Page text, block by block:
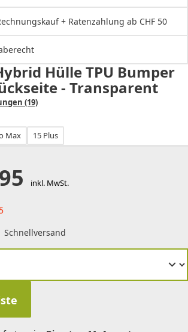
+ Ratenzahlung ab CHF 50
Hülle TPU Bumper
- Transparent
(19)
Max 15 Plus
inkl. MwSt.
Schnellversand